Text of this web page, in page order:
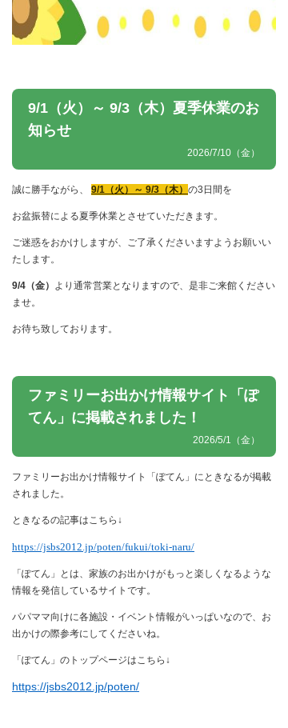
9/1（火）～ 9/3（木）夏季休業のお
知らせ
2026/7/10（金）
誠に勝手ながら、 9/1（火）～ 9/3（木） の3日間を
お盆振替による夏季休業とさせていただきます。
ご迷惑をおかけしますが、ご了承くださいますようお願いい
たします。
9/4（金） より通常営業となりますので、是非ご来館ください
ませ。
お待ち致しております。
ファミリーお出かけ情報サイト「ぽ
てん」に掲載されました！
2026/5/1（金）
ファミリーお出かけ情報サイト「ぽてん」にときなるが掲載
されました。
ときなるの記事はこちら↓
https://jsbs2012.jp/poten/fukui/toki-naru/
「ぽてん」とは、家族のお出かけがもっと楽しくなるような
情報を発信しているサイトです。
パパママ向けに各施設・イベント情報がいっぱいなので、お
出かけの際参考にしてくださいね。
「ぽてん」のトップページはこちら↓
https://jsbs2012.jp/poten/